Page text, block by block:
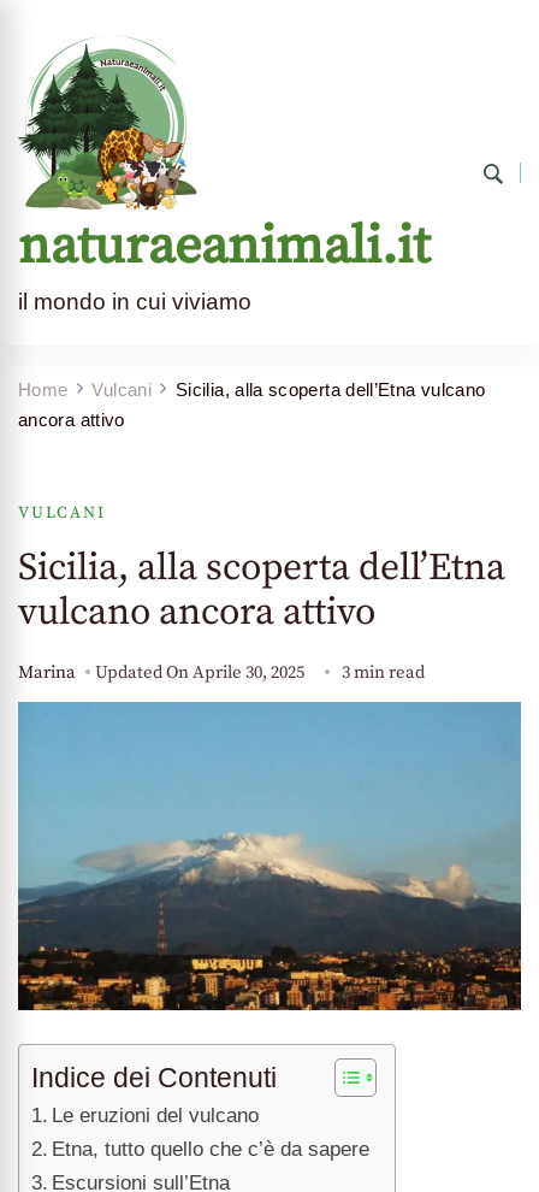
naturaeanimali.it
il mondo in cui viviamo
Home Vulcani
Sicilia, alla scoperta dell’Etna vulcano
ancora attivo
VULCANI
Sicilia, alla scoperta dell’Etna
vulcano ancora attivo
Marina Updated OnAprile 30, 2025 3 min read
Indice dei Contenuti
Le eruzioni del vulcano
Etna, tutto quello che c’è da sapere
Escursioni sull’Etna